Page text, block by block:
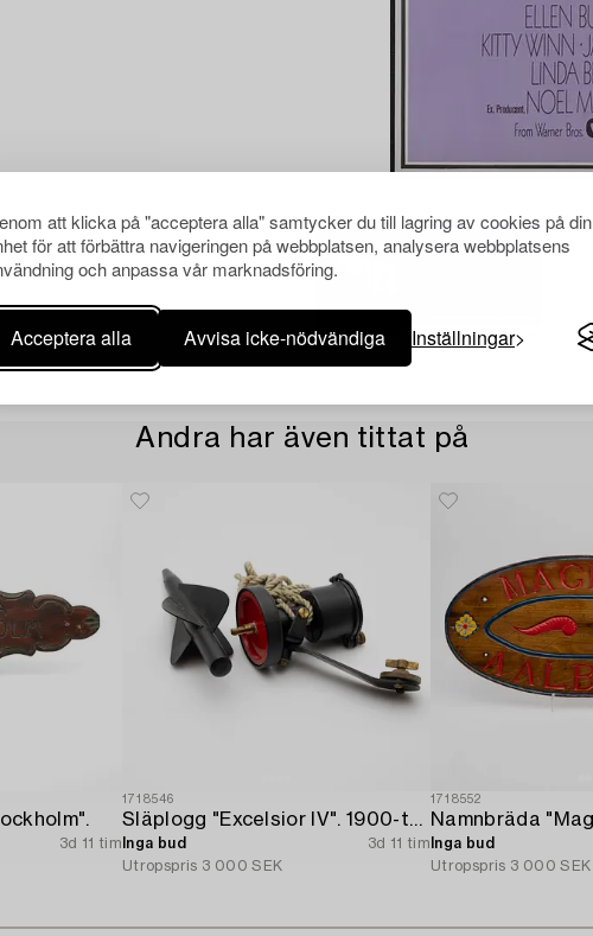
att klicka på "acceptera alla" samtycker du till lagring av cookies på din
för att förbättra navigeringen på webbplatsen, analysera webbplatsens
och anpassa vår marknadsföring.
Acceptera alla Avvisa icke-nödvändiga Inställningar
Andra har även tittat på
3d 11 tim
1718546
Släplogg "Excelsior IV". 1900-talets mitt.
Inga bud
3d 11 tim
Utropspris 3 000 SEK
1718552
Inga bud
Utropspris 3 000 SEK